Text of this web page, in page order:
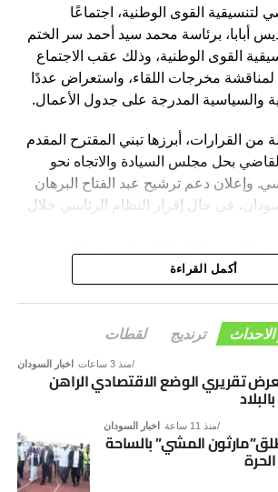
لتنسيقية القوى الوطنية، اجتماعًا
أديس أبابا، برئاسة محمد سيد أحمد سر الختم
القوى الوطنية، وذلك عقب الاجتماع
لمناقشة مخرجات اللقاء، واستعراض عددًا
والسياسية المدرجة على جدول الأعمال.
من القرارات، أبرزها تبني المقترح المقدم
بحل مجلس السيادة والاتجاه نحو
وإعلان دعم ترشيح عبد الفتاح البرهان
في حال إقرار النظام الرئاسي خلال
خلال الفترة المقبلة.
أن هذه القرارات تأتي في إطار رؤية
دعم الاستقرار السياسي، وترسيخ
إلى توافق وطني شامل يؤسس لمرحلة
والتنمية.
أكمل القراءة
ترنديج لقطات
اخبار السودان منذ 3 ساعات
تقريري الوضع الاقتصادي الراهن
اخبار السودان منذ 11 ساعة
المشي” بالساحة